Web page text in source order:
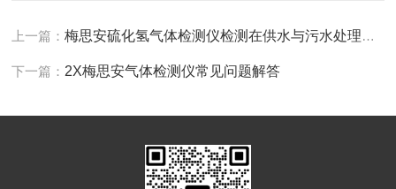
上一篇：梅思安硫化氢气体检测仪检测在供水与污水处理行业中现存的问题
下一篇： 2X梅思安气体检测仪常见问题解答